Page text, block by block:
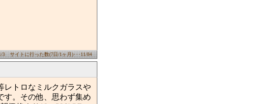
3 サイトに行った数(7日/1ヶ月)･･･11/84
レトロなミルクガラスや
す。その他、思わず集め